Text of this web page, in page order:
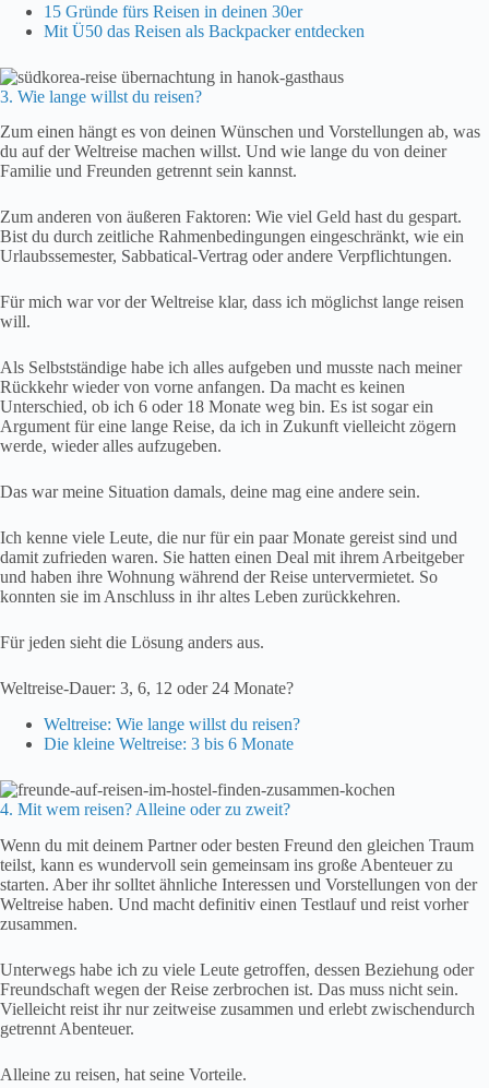
15 Gründe fürs Reisen in deinen 30er
Mit Ü50 das Reisen als Backpacker entdecken
3. Wie lange willst du reisen?
Zum einen hängt es von deinen Wünschen und Vorstellungen ab, was
du auf der Weltreise machen willst. Und wie lange du von deiner
Familie und Freunden getrennt sein kannst.
Zum anderen von äußeren Faktoren: Wie viel Geld hast du gespart.
Bist du durch zeitliche Rahmenbedingungen eingeschränkt, wie ein
Urlaubssemester, Sabbatical-Vertrag oder andere Verpflichtungen.
Für mich war vor der Weltreise klar, dass ich möglichst lange reisen
will.
Als Selbstständige habe ich alles aufgeben und musste nach meiner
Rückkehr wieder von vorne anfangen. Da macht es keinen
Unterschied, ob ich 6 oder 18 Monate weg bin. Es ist sogar ein
Argument für eine lange Reise, da ich in Zukunft vielleicht zögern
werde, wieder alles aufzugeben.
Das war meine Situation damals, deine mag eine andere sein.
Ich kenne viele Leute, die nur für ein paar Monate gereist sind und
damit zufrieden waren. Sie hatten einen Deal mit ihrem Arbeitgeber
und haben ihre Wohnung während der Reise untervermietet. So
konnten sie im Anschluss in ihr altes Leben zurückkehren.
Für jeden sieht die Lösung anders aus.
Weltreise-Dauer: 3, 6, 12 oder 24 Monate?
Weltreise: Wie lange willst du reisen?
Die kleine Weltreise: 3 bis 6 Monate
4. Mit wem reisen? Alleine oder zu zweit?
Wenn du mit deinem Partner oder besten Freund den gleichen Traum
teilst, kann es wundervoll sein gemeinsam ins große Abenteuer zu
starten. Aber ihr solltet ähnliche Interessen und Vorstellungen von der
Weltreise haben. Und macht definitiv einen Testlauf und reist vorher
zusammen.
Unterwegs habe ich zu viele Leute getroffen, dessen Beziehung oder
Freundschaft wegen der Reise zerbrochen ist. Das muss nicht sein.
Vielleicht reist ihr nur zeitweise zusammen und erlebt zwischendurch
getrennt Abenteuer.
Alleine zu reisen, hat seine Vorteile.